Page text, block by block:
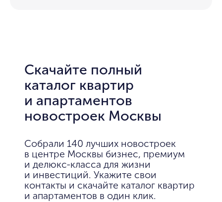
Скачайте полный
каталог квартир
и апартаментов
новостроек Москвы
Собрали 140 лучших новостроек
в центре Москвы бизнес, премиум
и делюкс-класса для жизни
и инвестиций. Укажите свои
контакты и скачайте каталог квартир
и апартаментов в один клик.